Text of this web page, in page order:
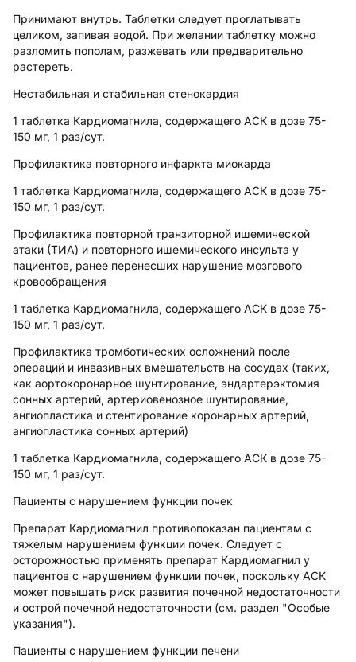
Принимают внутрь. Таблетки следует проглатывать
целиком, запивая водой. При желании таблетку можно
разломить пополам, разжевать или предварительно
растереть.
Нестабильная и стабильная стенокардия
1 таблетка Кардиомагнила, содержащего АСК в дозе 75-
150 мг, 1 раз/сут.
Профилактика повторного инфаркта миокарда
1 таблетка Кардиомагнила, содержащего АСК в дозе 75-
150 мг, 1 раз/сут.
Профилактика повторной транзиторной ишемической
атаки (ТИА) и повторного ишемического инсульта у
пациентов, ранее перенесших нарушение мозгового
кровообращения
1 таблетка Кардиомагнила, содержащего АСК в дозе 75-
150 мг, 1 раз/сут.
Профилактика тромботических осложнений после
операций и инвазивных вмешательств на сосудах (таких,
как аортокоронарное шунтирование, эндартерэктомия
сонных артерий, артериовенозное шунтирование,
ангиопластика и стентирование коронарных артерий,
ангиопластика сонных артерий)
1 таблетка Кардиомагнила, содержащего АСК в дозе 75-
150 мг, 1 раз/сут.
Пациенты с нарушением функции почек
Препарат Кардиомагнил противопоказан пациентам с
тяжелым нарушением функции почек. Следует с
осторожностью применять препарат Кардиомагнил у
пациентов с нарушением функции почек, поскольку АСК
может повышать риск развития почечной недостаточности
и острой почечной недостаточности (см. раздел "Особые
указания").
Пациенты с нарушением функции печени